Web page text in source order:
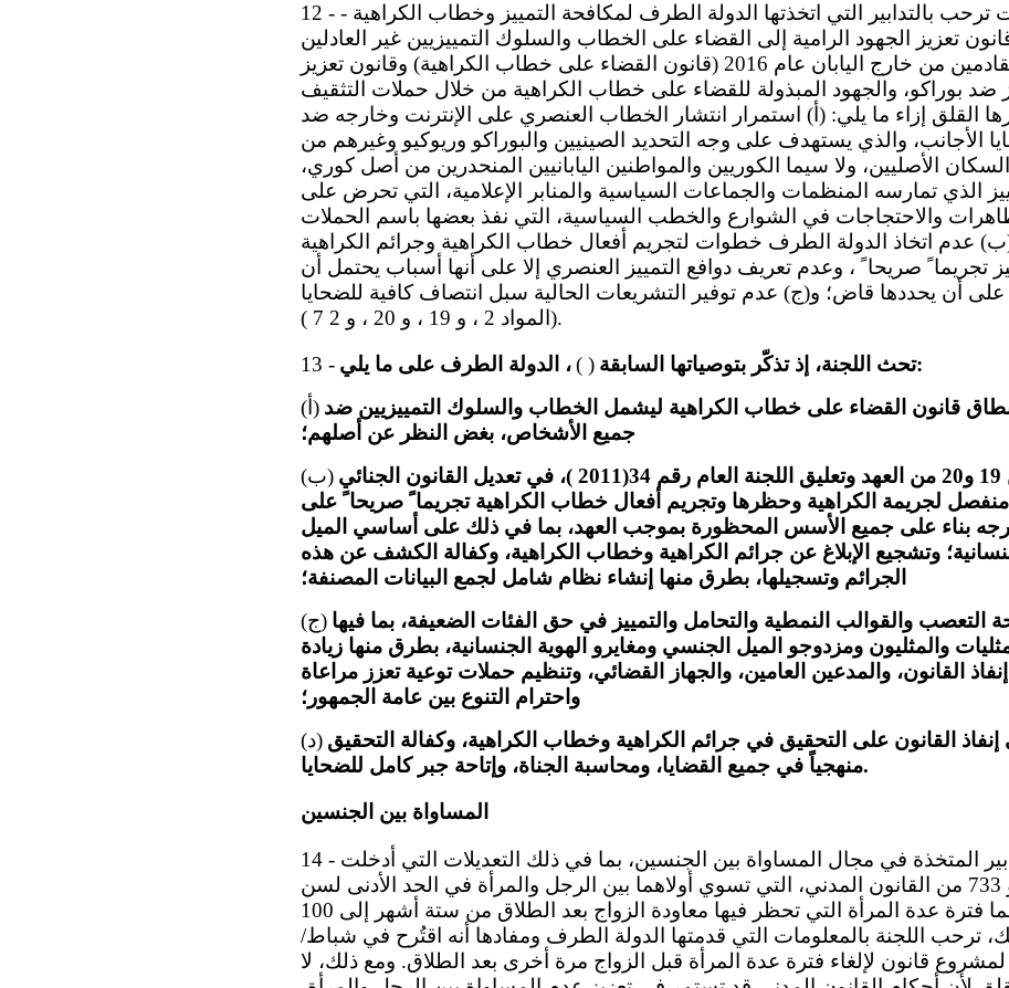
12 - إن اللجنة، وإن كانت ترحب بالتدابير التي اتخذتها الدولة الطرف لمكافحة التمييز وخطاب الكراهية -
تعزيز الجهود الرامية إلى القضاء على الخطاب والسلوك التمييزيين غير العادلين
ضد الأشخاص القادمين من خارج اليابان عام 2016 (قانون القضاء على خطاب الكراهية) وقانون تعزيز
ضد بوراكو، والجهود المبذولة للقضاء على خطاب الكراهية من خلال حملات التثقيف
القلق إزاء ما يلي: (أ) استمرار انتشار الخطاب العنصري على الإنترنت وخارجه ضد
الأجانب، والذي يستهدف على وجه التحديد الصينيين والبوراكو وريوكيو وغيرهم من
الأصليين، ولا سيما الكوريين والمواطنين اليابانيين المنحدرين من أصل كوري،
الذي تمارسه المنظمات والجماعات السياسية والمنابر الإعلامية، التي تحرض على
والاحتجاجات في الشوارع والخطب السياسية، التي نفذ بعضها باسم الحملات
و(ب) عدم اتخاذ الدولة الطرف خطوات لتجريم أفعال خطاب الكراهية وجرائم الكراهية
تجريما ً صريحا ً ، وعدم تعريف دوافع التمييز العنصري إلا على أنها أسباب يحتمل أن
على أن يحددها قاض؛ و(ج) عدم توفير التشريعات الحالية سبل انتصاف كافية للضحايا
(المواد 2 ، و 19 ، و 20 ، و 2 7 ).
13 - تحث اللجنة، إذ تذكّر بتوصياتها السابقة ( )
، الدولة الطرف على ما يلي:
(أ) قانون القضاء على خطاب الكراهية ليشمل الخطاب والسلوك التمييزيين ضد
جميع الأشخاص، بغض النظر عن أصلهم؛
(ب) النظر، وفقا ً للمادتين 19 و20 من العهد وتعليق اللجنة العام رقم 34(2011 )، في تعديل القانون الجنائي
منفصل لجريمة الكراهية وحظرها وتجريم أفعال خطاب الكراهية تجريما ً صريحا ً على
بناء على جميع الأسس المحظورة بموجب العهد، بما في ذلك على أساسي الميل
وتشجيع الإبلاغ عن جرائم الكراهية وخطاب الكراهية، وكفالة الكشف عن هذه
الجرائم وتسجيلها، بطرق منها إنشاء نظام شامل لجمع البيانات المصنفة؛
(ج) التعصب والقوالب النمطية والتحامل والتمييز في حق الفئات الضعيفة، بما فيها
والمثليون ومزدوجو الميل الجنسي ومغايرو الهوية الجنسانية، بطرق منها زيادة
القانون، والمدعين العامين، والجهاز القضائي، وتنظيم حملات توعية تعزز مراعاة
واحترام التنوع بين عامة الجمهور؛
(د) القانون على التحقيق في جرائم الكراهية وخطاب الكراهية، وكفالة التحقيق
منهجياً في جميع القضايا، ومحاسبة الجناة، وإتاحة جبر كامل للضحايا.
المساواة بين الجنسين
14 - ترحب اللجنة بالتدابير المتخذة في مجال المساواة بين الجنسين، بما في ذلك التعديلات التي أدخلت
على المادتين 731 و 733 من القانون المدني، التي تسوي أولاهما بين الرجل والمرأة في الحد الأدنى لسن
الزواج، وتخفض ثانيتهما فترة عدة المرأة التي تحظر فيها معاودة الزواج بعد الطلاق من ستة أشهر إلى 100
ترحب اللجنة بالمعلومات التي قدمتها الدولة الطرف ومفادها أنه اقتُرح في شباط/
مخطط لمشروع قانون لإلغاء فترة عدة المرأة قبل الزواج مرة أخرى بعد الطلاق. ومع ذلك، لا